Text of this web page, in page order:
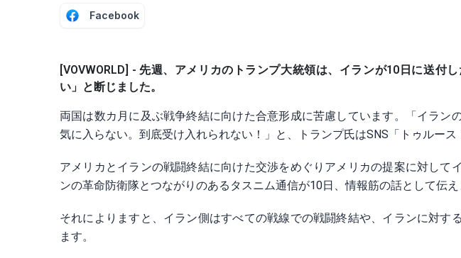
Facebook
[VOVWORLD] - 先週、アメリカのトランプ大統領は、イランが10日に送付
い」と断じました。
両国は数カ月に及ぶ戦争終結に向けた合意形成に苦慮しています。「イラン
気に入らない。到底受け入れられない！」と、トランプ氏はSNS「トゥルース
アメリカとイランの戦闘終結に向けた交渉をめぐりアメリカの提案に対して
ンの革命防衛隊とつながりのあるタスニム通信が10日、情報筋の話として伝え
それによりますと、イラン側はすべての戦線での戦闘終結や、イランに対す
ます。